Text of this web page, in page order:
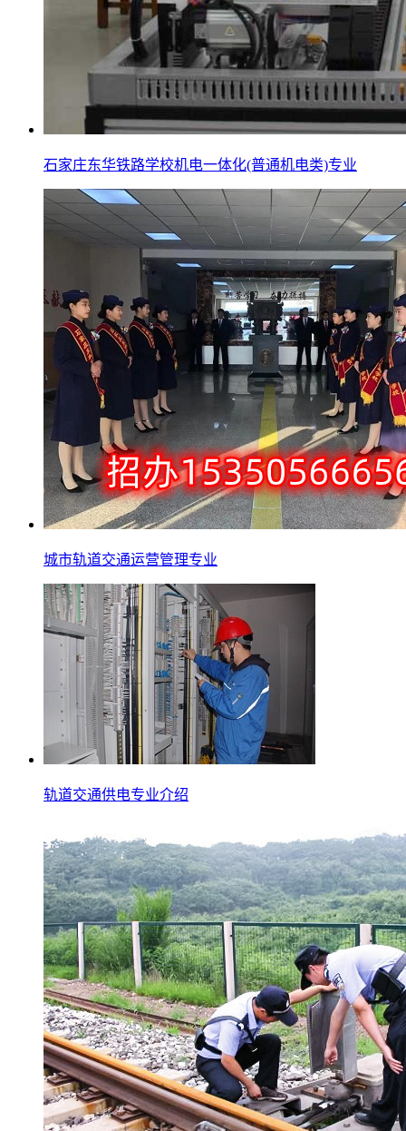
石家庄东华铁路学校机电一体化(普通机电类)专业
城市轨道交通运营管理专业
轨道交通供电专业介绍